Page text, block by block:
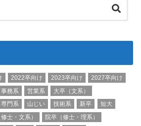
2022卒向け 2023卒向け
2027卒向け
事務系 営業系
大卒（文系）
専門系 山じい 技術系 新卒
短大
士・文系）
院卒（修士・理系）